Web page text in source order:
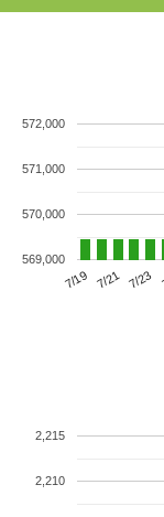
7/19 7/21 7/23
569,000
570,000
571,000
572,000
2,210
2,215